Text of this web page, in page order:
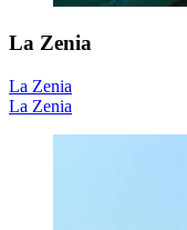
La Zenia
La Zenia
La Zenia